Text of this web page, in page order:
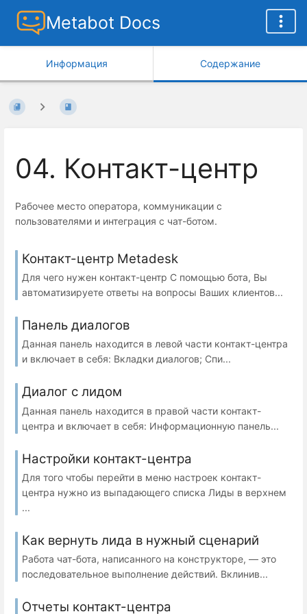
Metabot Docs
Информация Содержание
04. Контакт-центр
Рабочее место оператора, коммуникации с
пользователями и интеграция с чат-ботом.
Контакт-центр Metadesk
Для чего нужен контакт-центр С помощью бота, Вы
автоматизируете ответы на вопросы Ваших клиентов...
Панель диалогов
Данная панель находится в левой части контакт-центра
и включает в себя: Вкладки диалогов; Спи...
Диалог с лидом
Данная панель находится в правой части контакт-
центра и включает в себя: Информационную панель...
Настройки контакт-центра
Для того чтобы перейти в меню настроек контакт-
центра нужно из выпадающего списка Лиды в верхнем
...
Как вернуть лида в нужный сценарий
Работа чат-бота, написанного на конструкторе, — это
последовательное выполнение действий. Вклинив...
Отчеты контакт-центра